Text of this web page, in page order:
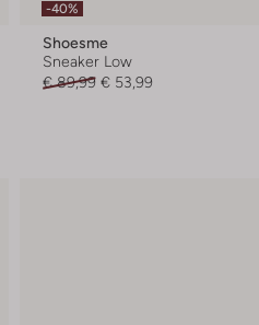
-40%
Shoesme
Sneaker Low
€ 89,99 € 53,99